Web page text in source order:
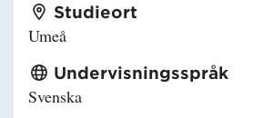
Studieort
Umeå
Undervisningsspråk
Svenska